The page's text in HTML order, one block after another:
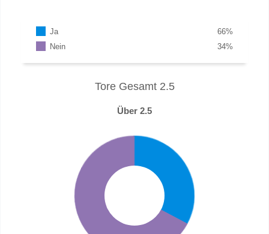
Ja %
66
Nein
%
34
Tore Gesamt 2.5
Über 2.5